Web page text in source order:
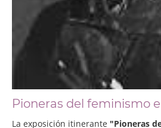
Pioneras del feminismo
La exposición itinerante "Pioneras